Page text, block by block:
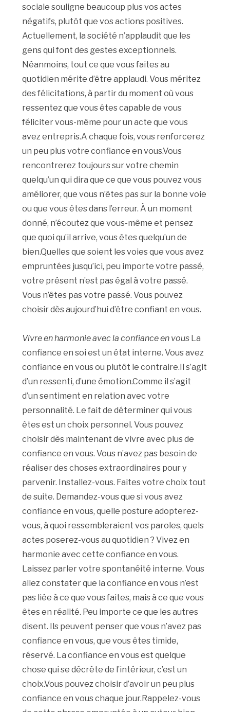
sociale souligne beaucoup plus vos actes
négatifs, plutôt que vos actions positives.
Actuellement, la société n’applaudit que les
gens qui font des gestes exceptionnels.
Néanmoins, tout ce que vous faites au
quotidien mérite d’être applaudi. Vous méritez
des félicitations, à partir du moment où vous
ressentez que vous êtes capable de vous
féliciter vous-même pour un acte que vous
avez entrepris.A chaque fois, vous renforcerez
un peu plus votre confiance en vous.Vous
rencontrerez toujours sur votre chemin
quelqu’un qui dira que ce que vous pouvez vous
améliorer, que vous n’êtes pas sur la bonne voie
ou que vous êtes dans l’erreur. À un moment
donné, n’écoutez que vous-même et pensez
que quoi qu’il arrive, vous êtes quelqu’un de
bien.Quelles que soient les voies que vous avez
empruntées jusqu’ici, peu importe votre passé,
votre présent n’est pas égal à votre passé.
Vous n’êtes pas votre passé. Vous pouvez
choisir dès aujourd’hui d’être confiant en vous.
Vivre en harmonie avec la confiance en vous La
confiance en soi est un état interne. Vous avez
confiance en vous ou plutôt le contraire.Il s’agit
d’un ressenti, d’une émotion.Comme il s’agit
d’un sentiment en relation avec votre
personnalité. Le fait de déterminer qui vous
êtes est un choix personnel. Vous pouvez
choisir dès maintenant de vivre avec plus de
confiance en vous. Vous n’avez pas besoin de
réaliser des choses extraordinaires pour y
parvenir. Installez-vous. Faites votre choix tout
de suite. Demandez-vous que si vous avez
confiance en vous, quelle posture adopterez-
vous, à quoi ressembleraient vos paroles, quels
actes poserez-vous au quotidien ? Vivez en
harmonie avec cette confiance en vous.
Laissez parler votre spontanéité interne. Vous
allez constater que la confiance en vous n’est
pas liée à ce que vous faites, mais à ce que vous
êtes en réalité. Peu importe ce que les autres
disent. Ils peuvent penser que vous n’avez pas
confiance en vous, que vous êtes timide,
réservé. La confiance en vous est quelque
chose qui se décrète de l’intérieur, c’est un
choix.Vous pouvez choisir d’avoir un peu plus
confiance en vous chaque jour.Rappelez-vous